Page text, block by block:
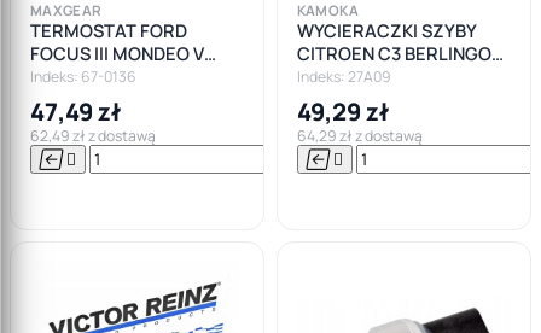
MAXGEAR
TERMOSTAT FORD
FOCUS III MONDEO V
FIESTA VII 1.0 B-MAX
ECOBOOST
Indeks: 67-0136
47,49 zł
62,49 zł z dostawą
  

KAMOKA
WYCIERACZKI SZYBY
CITROEN C3 BERLINGO
FIAT TIPO PEUGEOT 208
PARTNER 650/400
Indeks: 27A09
49,29 zł
64,29 zł z dostawą
 